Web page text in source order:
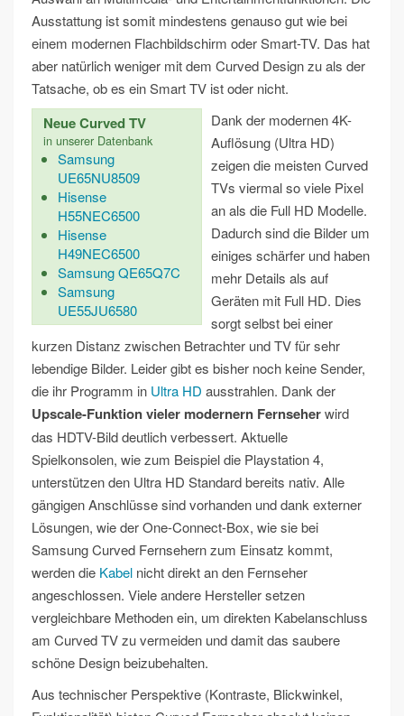
Ausstattung ist somit mindestens genauso gut wie bei
einem modernen Flachbildschirm oder Smart-TV. Das hat
aber natürlich weniger mit dem Curved Design zu als der
Tatsache, ob es ein Smart TV ist oder nicht.
Neue Curved TV
in unserer Datenbank
Samsung
UE65NU8509
Hisense
H55NEC6500
Hisense
H49NEC6500
Samsung QE65Q7C
Samsung
UE55JU6580
Dank der modernen 4K-
Auflösung (Ultra HD)
zeigen die meisten Curved
TVs viermal so viele Pixel
an als die Full HD Modelle.
Dadurch sind die Bilder um
einiges schärfer und haben
mehr Details als auf
Geräten mit Full HD. Dies
sorgt selbst bei einer
kurzen Distanz zwischen Betrachter und TV für sehr
lebendige Bilder. Leider gibt es bisher noch keine Sender,
die ihr Programm in Ultra HD ausstrahlen. Dank der
Upscale-Funktion vieler modernern Fernseherwird
das HDTV-Bild deutlich verbessert. Aktuelle
Spielkonsolen, wie zum Beispiel die Playstation 4,
unterstützen den Ultra HD Standard bereits nativ. Alle
gängigen Anschlüsse sind vorhanden und dank externer
Lösungen, wie der One-Connect-Box, wie sie bei
Samsung Curved Fernsehern zum Einsatz kommt,
werden die Kabel nicht direkt an den Fernseher
angeschlossen. Viele andere Hersteller setzen
vergleichbare Methoden ein, um direkten Kabelanschluss
am Curved TV zu vermeiden und damit das saubere
schöne Design beizubehalten.
Aus technischer Perspektive (Kontraste, Blickwinkel,